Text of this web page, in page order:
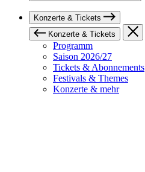
Konzerte & Tickets
Konzerte & Tickets
Programm
Saison 2026/27
Tickets & Abonnements
Festivals & Themes
Konzerte & mehr